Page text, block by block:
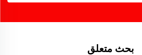
بحث متعلق